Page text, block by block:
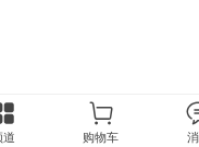
道 购物车